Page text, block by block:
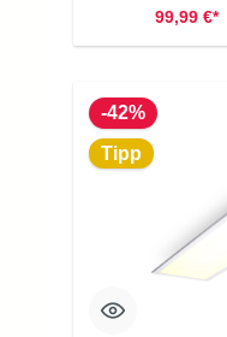
99,99 €*
-42%
Tipp